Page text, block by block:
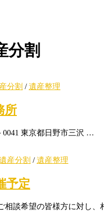
分割
分割 /遺産整理
所
0041 東京都日野市三沢 …
産分割 /遺産整理
予定
相談希望の皆様方に対し